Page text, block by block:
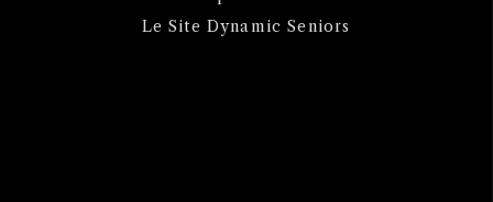
Le Site Dynamic Seniors